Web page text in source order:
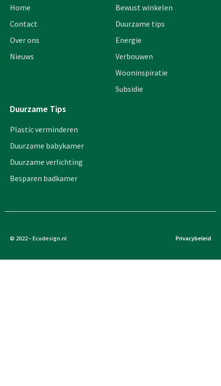
Home
Contact
Over ons
Nieuws
Bewust winkelen
Duurzame tips
Energie
Verbouwen
Wooninspiratie
Subsidie
Duurzame Tips
Plastic verminderen
Duurzame babykamer
Duurzame verlichting
Besparen badkamer
© 2022 – Ecodesign.nl Privacybeleid